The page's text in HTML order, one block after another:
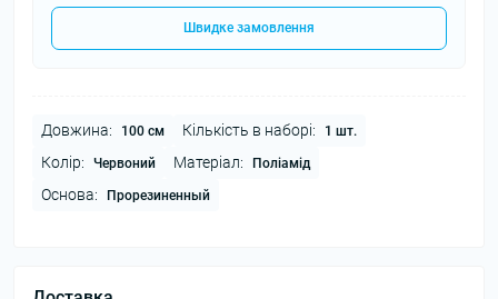
Швидке замовлення
Довжина: 100 см Кількість в наборі: 1 шт.
Колір: Червоний Матеріал: Поліамід
Основа: Прорезиненный